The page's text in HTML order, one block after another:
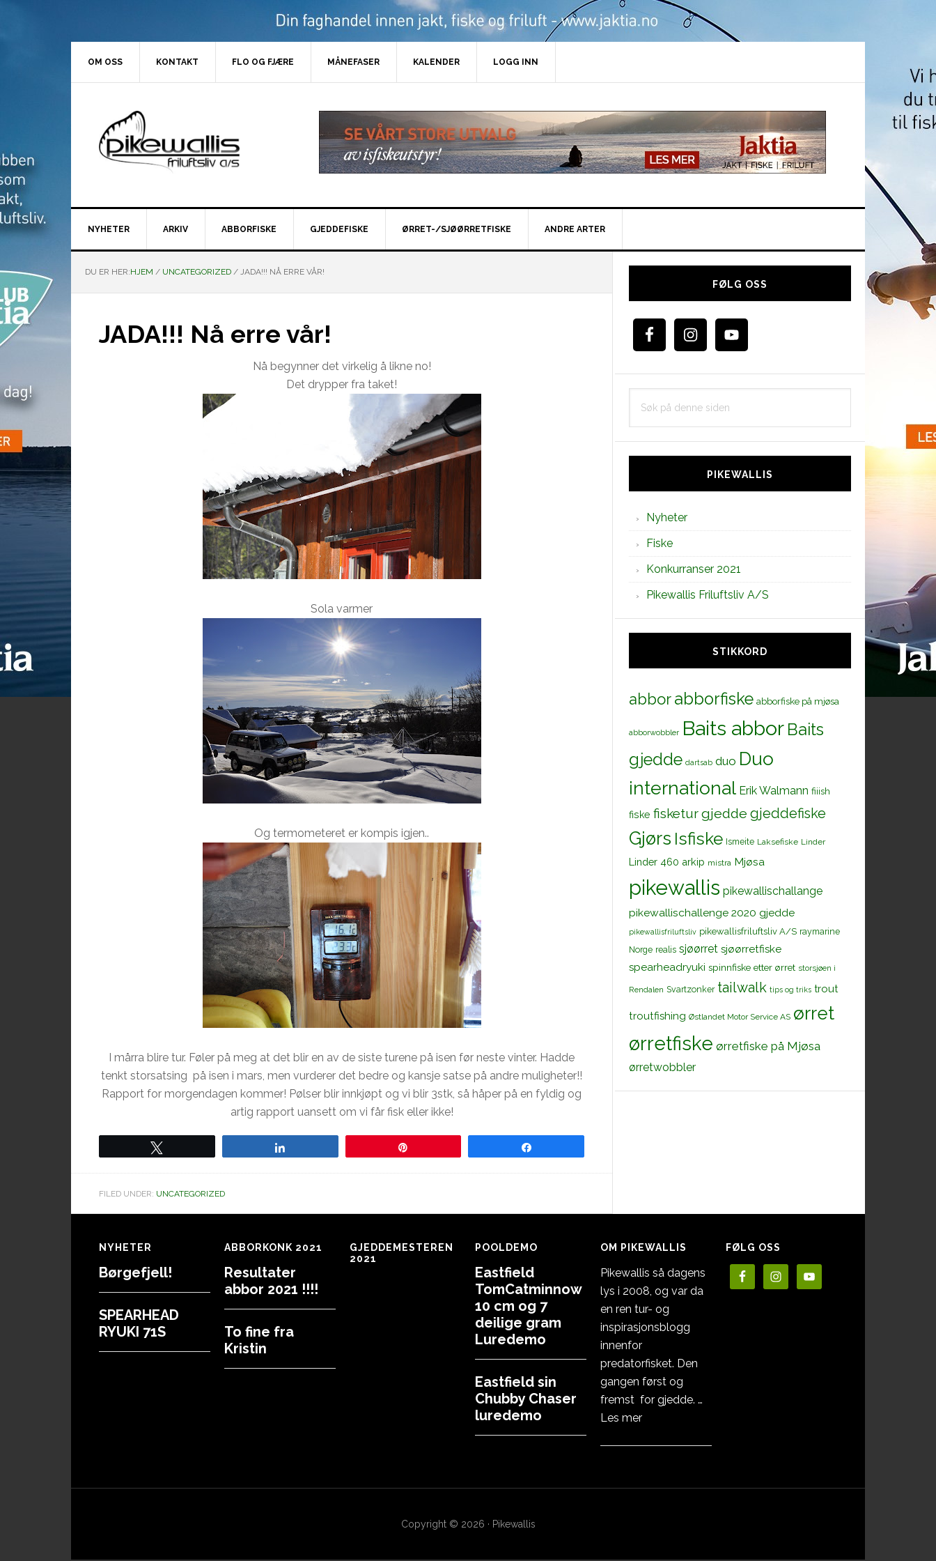
OM OSS KONTAKT FLO OG FJÆRE MÅNEFASER KALENDER LOGG INN
NYHETER ARKIV ABBORFISKE GJEDDEFISKE ØRRET-/SJØØRRETFISKE ANDRE ARTER
DU ER HER:HJEM / UNCATEGORIZED / JADA!!! NÅ ERRE VÅR!
JADA!!! Nå erre vår!
Nå begynner det virkelig å likne no!
Det drypper fra taket!
Sola varmer
Og termometeret er kompis igjen..
I mårra blire tur. Føler på meg at det blir en av de siste turene på isen før neste vinter. Hadde
tenkt storsatsing på isen i mars, men vurderer det bedre og kansje satse på andre muligheter!!
Rapport for morgendagen kommer! Pølser blir innkjøpt og vi blir 3stk, så håper på en fyldig og
artig rapport uansett om vi får fisk eller ikke!
FILED UNDER: UNCATEGORIZED
Hoved
FØLG OSS
PIKEWALLIS
Nyheter
Fiske
Konkurranser 2021
Pikewallis Friluftsliv A/S
STIKKORD
abborabborfiske abborfiske på mjøsa
abborwobbler Baits abbor Baits
gjedde dartsab duo Duo
international Erik Walmann fiiish
fiske fisketurgjedde gjeddefiske
Gjørs Isfiske Ismeite Laksefiske Linder
Linder 460 arkip mistra Mjøsa
pikewallis pikewallischallange
pikewallischallenge 2020 gjedde
pikewallisfriluftsliv pikewallisfriluftsliv A/S raymarine
Norge realis sjøørret sjøørretfiske
spearheadryuki spinnfiske etter ørret storsjøen i
Rendalen Svartzonker tailwalk tips og triks trout
troutfishing Østlandet Motor Service AS ørret
ørretfiske ørretfiske på Mjøsa
ørretwobbler
Footer
NYHETER
Børgefjell!
SPEARHEAD
RYUKI 71S
ABBORKONK 2021
Resultater
abbor 2021 !!!!
To fine fra
Kristin
GJEDDEMESTEREN
2021
POOLDEMO
Eastfield
TomCatminnow
10 cm og 7
deilige gram
Luredemo
Eastfield sin
Chubby Chaser
luredemo
OM PIKEWALLIS
Pikewallis så dagens
lys i 2008, og var da
en ren tur- og
inspirasjonsblogg
innenfor
predatorfisket. Den
gangen først og
fremst for gjedde. …
Les meromOm
FØLG OSS
Copyright © 2026 · Pikewallis